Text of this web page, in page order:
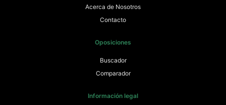
Acerca de Nosotros
Contacto
Oposiciones
Buscador
Comparador
Información legal